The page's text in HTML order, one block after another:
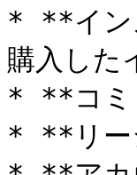
* **イン
購入した
* **コミ
* **リー